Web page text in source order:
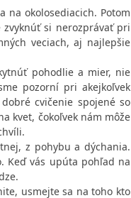
na okolosediacich. Potom
si nerozprávať pri
veciach, aj najlepšie
pohodlie a mier, nie
pozorní pri akejkoľvek
cvičenie spojené so
kvet, čokoľvek nám môže
z pohybu a dýchania.
Keď vás upúta pohľad na
usmejte sa na toho kto